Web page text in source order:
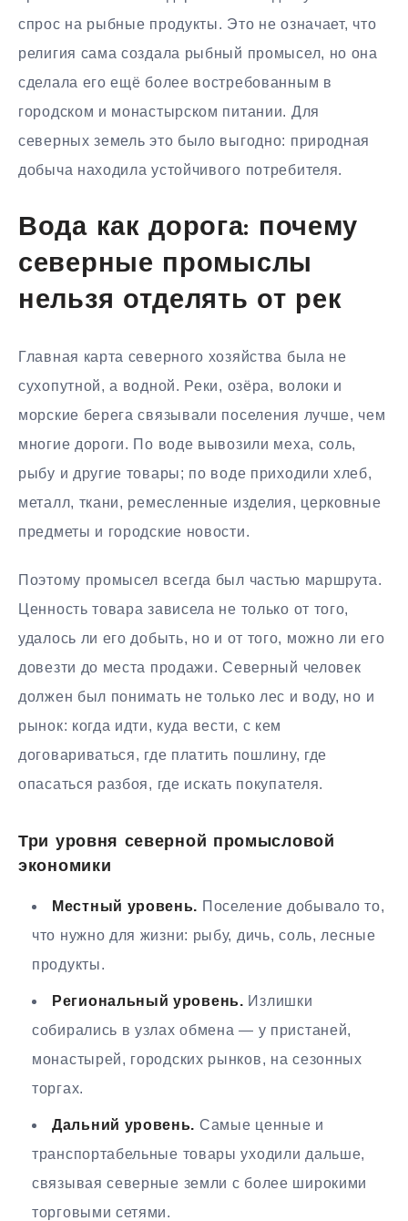
спрос на рыбные продукты. Это не означает, что
религия сама создала рыбный промысел, но она
сделала его ещё более востребованным в
городском и монастырском питании. Для
северных земель это было выгодно: природная
добыча находила устойчивого потребителя.
Вода как дорога: почему
северные промыслы
нельзя отделять от рек
Главная карта северного хозяйства была не
сухопутной, а водной. Реки, озёра, волоки и
морские берега связывали поселения лучше, чем
многие дороги. По воде вывозили меха, соль,
рыбу и другие товары; по воде приходили хлеб,
металл, ткани, ремесленные изделия, церковные
предметы и городские новости.
Поэтому промысел всегда был частью маршрута.
Ценность товара зависела не только от того,
удалось ли его добыть, но и от того, можно ли его
довезти до места продажи. Северный человек
должен был понимать не только лес и воду, но и
рынок: когда идти, куда вести, с кем
договариваться, где платить пошлину, где
опасаться разбоя, где искать покупателя.
Три уровня северной промысловой
экономики
Местный уровень. Поселение добывало то,
что нужно для жизни: рыбу, дичь, соль, лесные
продукты.
Региональный уровень. Излишки
собирались в узлах обмена — у пристаней,
монастырей, городских рынков, на сезонных
торгах.
Дальний уровень. Самые ценные и
транспортабельные товары уходили дальше,
связывая северные земли с более широкими
торговыми сетями.